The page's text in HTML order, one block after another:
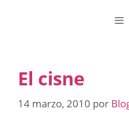
El cisne
14 marzo, 2010 por